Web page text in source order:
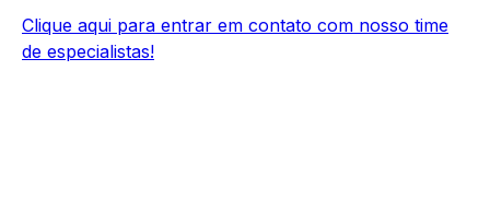
Clique aqui para entrar em contato com nosso time
de especialistas!